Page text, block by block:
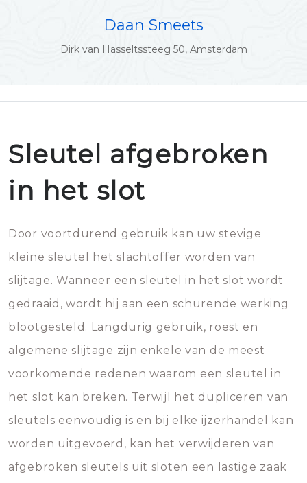
Daan Smeets
Dirk van Hasseltssteeg 50, Amsterdam
Sleutel afgebroken
in het slot
Door voortdurend gebruik kan uw stevige
kleine sleutel het slachtoffer worden van
slijtage. Wanneer een sleutel in het slot wordt
gedraaid, wordt hij aan een schurende werking
blootgesteld. Langdurig gebruik, roest en
algemene slijtage zijn enkele van de meest
voorkomende redenen waarom een sleutel in
het slot kan breken. Terwijl het dupliceren van
sleutels eenvoudig is en bij elke ijzerhandel kan
worden uitgevoerd, kan het verwijderen van
afgebroken sleutels uit sloten een lastige zaak